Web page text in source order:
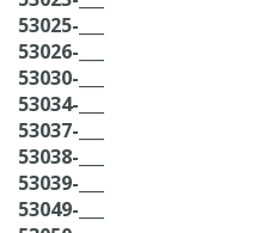
53025-___
53026-___
53030-___
53034-___
53037-___
53038-___
53039-___
53049-___